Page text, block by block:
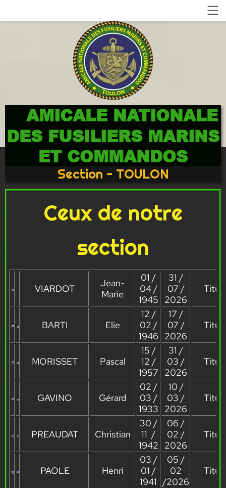
AMICALE NATIONALE
DES FUSILIERS MARINS
ET COMMANDOS
Section - TOULON
Ceux de notre
section
VIARDOT
Jean-
Marie
01 /
04 /
1945
31 /
07 /
2026
BARTI Elie
12 /
02 /
1946
17 /
07 /
2026
MORISSET Pascal
15 /
12 /
1957
31 /
03 /
2026
GAVINO Gérard
02 /
03 /
1933
10 /
03 /
2026
PREAUDAT Christian
30 /
11 /
1942
06 /
02 /
2026
PAOLE Henri
03 /
01 /
1941
05 /
02
/2026